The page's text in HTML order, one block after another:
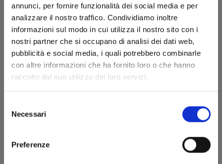
annunci, per fornire funzionalità dei social media e per
analizzare il nostro traffico. Condividiamo inoltre
informazioni sul modo in cui utilizza il nostro sito con i
nostri partner che si occupano di analisi dei dati web,
pubblicità e social media, i quali potrebbero combinarle
con altre informazioni che ha fornito loro o che hanno
raccolto dal suo utilizzo dei loro servizi.
delNecessari
Preferenze
ONE PIECE NEW EDITION n. 69